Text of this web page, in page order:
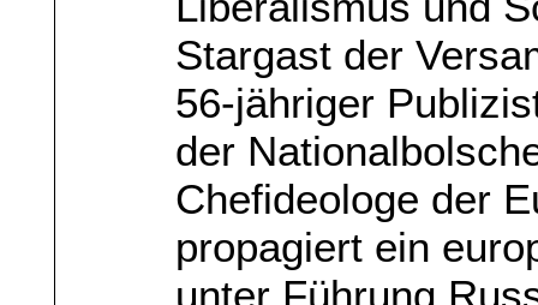
Stargast der
56-jähriger
der
Chefideologe der
propagiert ein
unter Führung